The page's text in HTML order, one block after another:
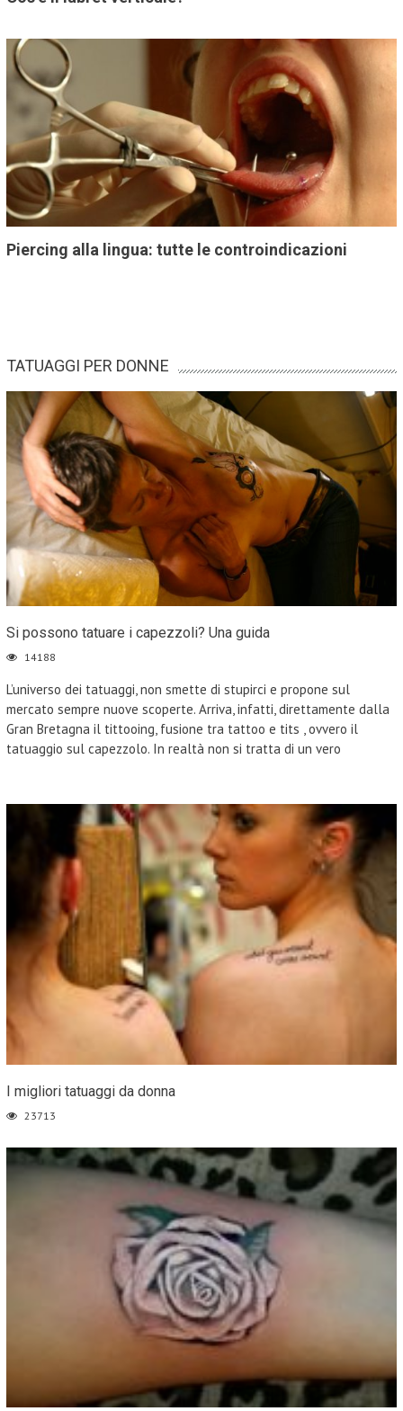
Piercing alla lingua: tutte le controindicazioni
TATUAGGI PER DONNE
Si possono tatuare i capezzoli? Una guida
14188
L’universo dei tatuaggi, non smette di stupirci e propone sul
mercato sempre nuove scoperte. Arriva, infatti, direttamente dalla
Gran Bretagna il tittooing, fusione tra tattoo e tits , ovvero il
tatuaggio sul capezzolo. In realtà non si tratta di un vero
I migliori tatuaggi da donna
23713